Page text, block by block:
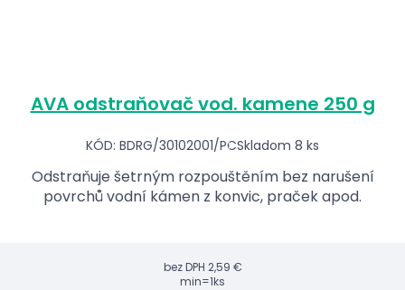
AVA odstraňovač vod. kamene 250 g
KÓD: BDRG/30102001/PCSkladom 8 ks
Odstraňuje šetrným rozpouštěním bez narušení
povrchů vodní kámen z konvic, praček apod.
bez DPH 2,59 €
min=1ks